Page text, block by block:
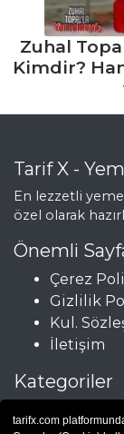
tarifx.com
Zuhal
Kimdir?
Tarif X -
En lezzetli
özel olarak
Önemli
Çerez
Gizlilik
Kul.
İletişim
Kategoriler